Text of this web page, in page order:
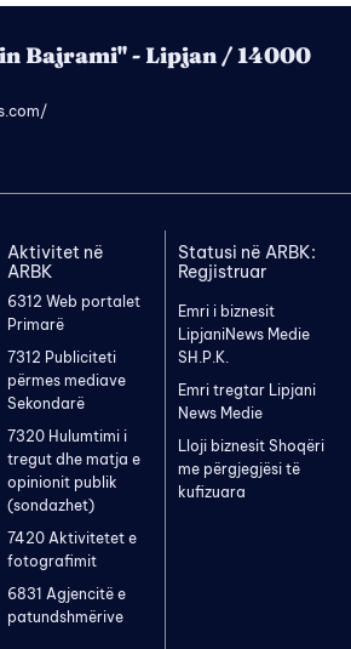
Bajrami" - Lipjan / 14000
Aktivitet në
ARBK
6312 Web portalet
Primarë
7312 Publiciteti
përmes mediave
Sekondarë
7320 Hulumtimi i
tregut dhe matja e
opinionit publik
(sondazhet)
7420 Aktivitetet e
fotografimit
6831 Agjencitë e
patundshmërive
Statusi në ARBK:
Regjistruar
Emri i biznesit
LipjaniNews Medie
SH.P.K.
Emri tregtar Lipjani
News Medie
Lloji biznesit Shoqëri
me përgjegjësi të
kufizuara